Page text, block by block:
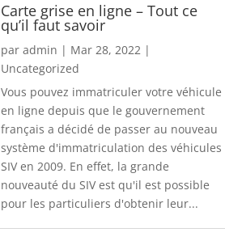
Carte grise en ligne – Tout ce
qu’il faut savoir
paradmin | Mar 28, 2022 |
Uncategorized
Vous pouvez immatriculer votre véhicule
en ligne depuis que le gouvernement
français a décidé de passer au nouveau
système d'immatriculation des véhicules
SIV en 2009. En effet, la grande
nouveauté du SIV est qu'il est possible
pour les particuliers d'obtenir leur...